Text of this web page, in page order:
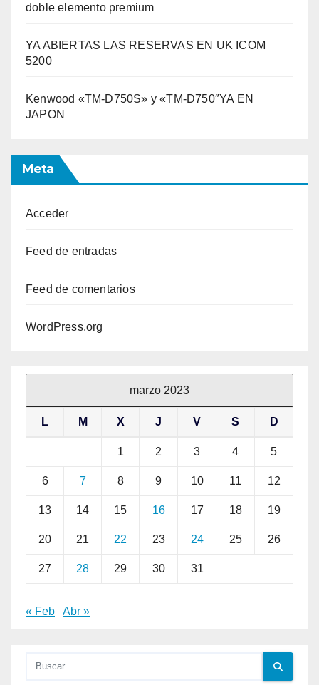
doble elemento premium
YA ABIERTAS LAS RESERVAS EN UK ICOM
5200
Kenwood «TM-D750S» y «TM-D750″YA EN
JAPON
Meta
Acceder
Feed de entradas
Feed de comentarios
WordPress.org
marzo 2023
L M X J V S D
1 2 3 4 5
6 7 8 9 10 11 12
13 14 15 16 17 18 19
20 21 22 23 24 25 26
27 28 29 30 31
« Feb Abr »